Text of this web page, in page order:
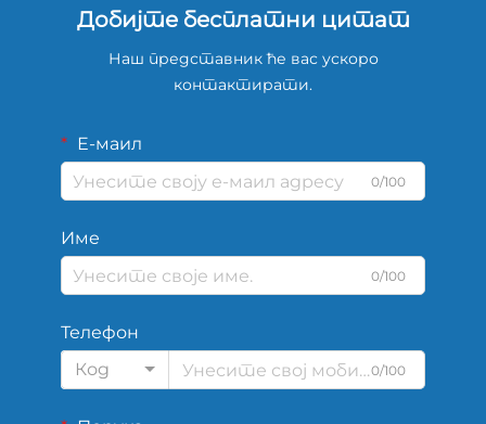
Добијте бесплатни цитат
Наш представник ће вас ускоро
контактирати.
Е-маил
0/100
Име
0/100
Телефон
Код
0/100